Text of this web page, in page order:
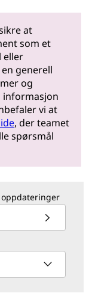
at
som et
eller
generell
og
informasjon
vi at
, der teamet
spørsmål